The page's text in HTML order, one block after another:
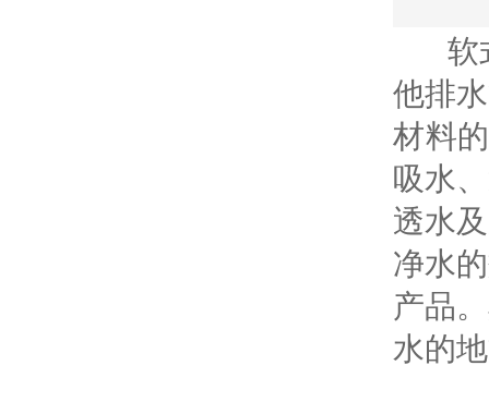
软
他排
材料
吸水
透水
净水
产品
水的